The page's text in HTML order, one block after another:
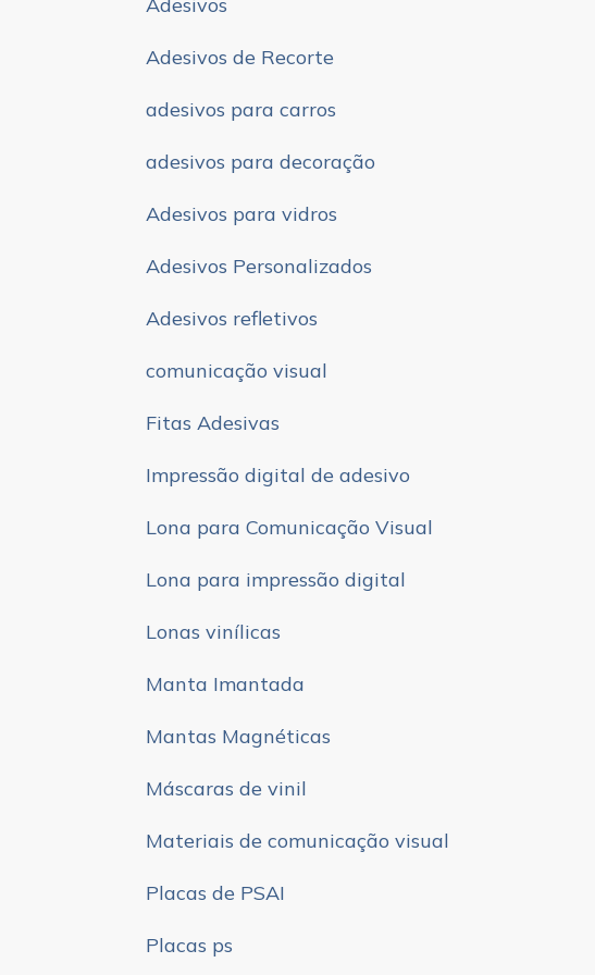
Adesivos de Recorte
adesivos para carros
adesivos para decoração
Adesivos para vidros
Adesivos Personalizados
Adesivos refletivos
comunicação visual
Fitas Adesivas
Impressão digital de adesivo
Lona para Comunicação Visual
Lona para impressão digital
Lonas vinílicas
Manta Imantada
Mantas Magnéticas
Máscaras de vinil
Materiais de comunicação visual
Placas de PSAI
Placas ps